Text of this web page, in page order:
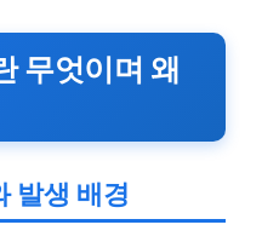
무엇이며 왜
발생 배경